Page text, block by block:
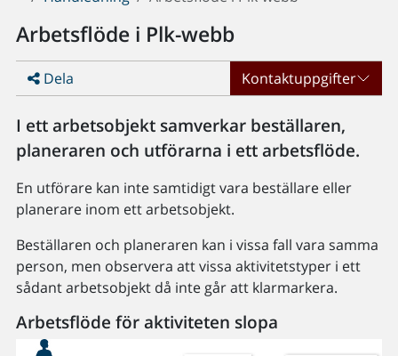
Arbetsflöde i Plk-webb
Dela Kontaktuppgifter
I ett arbetsobjekt samverkar beställaren,
planeraren och utförarna i ett arbetsflöde.
En utförare kan inte samtidigt vara beställare eller
planerare inom ett arbetsobjekt.
Beställaren och planeraren kan i vissa fall vara samma
person, men observera att vissa aktivitetstyper i ett
sådant arbetsobjekt då inte går att klarmarkera.
Arbetsflöde för aktiviteten slopa